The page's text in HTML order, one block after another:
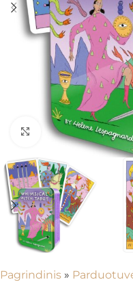
Spustelėkite, kad
Pagrindinis »